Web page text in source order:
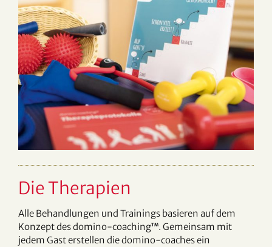
Die Therapien
Alle Behandlungen und Trainings basieren auf dem
Konzept des domino-coachingTM. Gemeinsam mit
jedem Gast erstellen die domino-coaches ein